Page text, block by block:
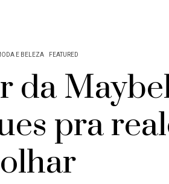
E BELEZA FEATURED
da
pra
olhar